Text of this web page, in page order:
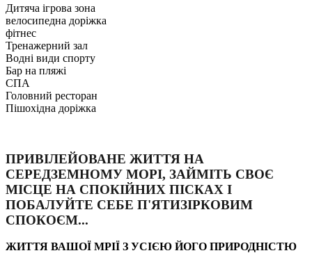
Дитяча ігрова зона
велосипедна доріжка
фітнес
Тренажерний зал
Водні види спорту
Бар на пляжі
СПА
Головний ресторан
Пішохідна доріжка
ПРИВІЛЕЙОВАНЕ ЖИТТЯ НА
СЕРЕДЗЕМНОМУ МОРІ, ЗАЙМІТЬ СВОЄ
МІСЦЕ НА СПОКІЙНИХ ПІСКАХ І
ПОБАЛУЙТЕ СЕБЕ П'ЯТИЗІРКОВИМ
СПОКОЄМ...
ЖИТТЯ ВАШОЇ МРІЇ З УСІЄЮ ЙОГО ПРИРОДНІСТЮ